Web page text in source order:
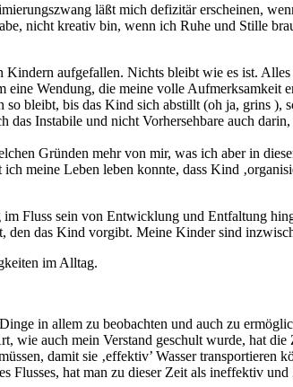
läßt mich defizitär erscheinen,
nicht kreativ bin, wenn ich Ruhe und Stille
aufgefallen. Nichts bleibt wie es ist.
eine Wendung, die meine volle Aufmerksamkeit
bleibt, bis das Kind sich abstillt (oh ja, grins
Instabile und nicht Vorhersehbare auch
Gründen mehr von mir, was ich aber in
meine Leben leben konnte, dass Kind
im Fluss sein von Entwicklung und Entfaltung
den das Kind vorgibt. Meine Kinder sind
im Alltag.
in allem zu beobachten und auch zu
wie auch mein Verstand geschult wurde, hat
damit sie ‚effektiv’ Wasser
Flusses, hat man zu dieser Zeit als ineffektiv